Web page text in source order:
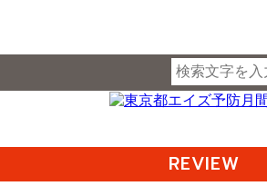
REVIEW